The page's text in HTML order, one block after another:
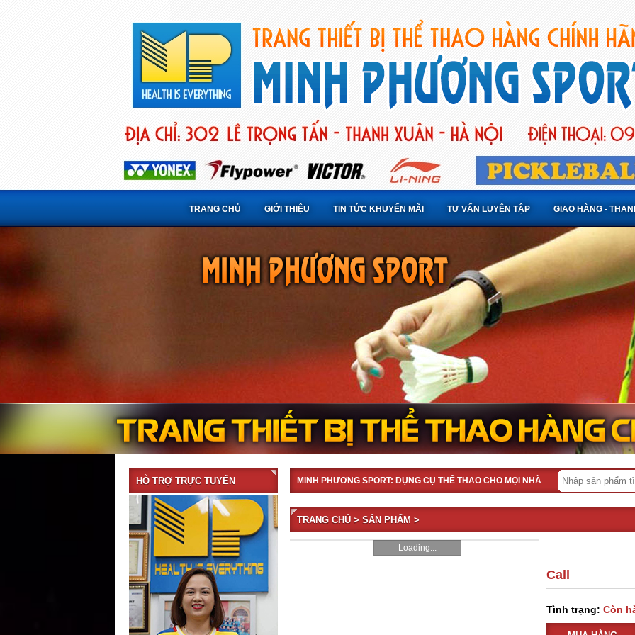
TRANG CHỦ GIỚI THIỆU TIN TỨC KHUYẾN MÃI TƯ VẤN LUYỆN TẬP GIAO HÀNG -
HỖ TRỢ TRỰC TUYẾN MINH PHƯƠNG SPORT: DỤNG CỤ THỂ THAO CHO MỌI NHÀ
TRANG CHỦ > SẢN PHẨM >
Loading...
Call
Tình trạng: Còn